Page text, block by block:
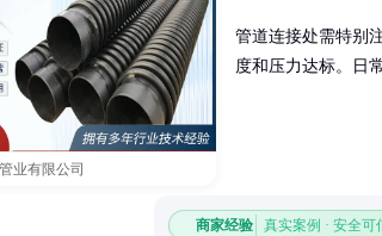
业有限公司
管道连接处需特别
度和压力达标。日
商家经验 真实案例 · 安全可